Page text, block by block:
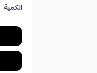
الكمية